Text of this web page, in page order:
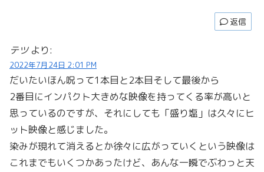
返信
テツ より:
2022年7月24日 2:01 PM
だいたいほん呪って1本目と2本目そして最後から
2番目にインパクト大きめな映像を持ってくる率が高いと
思っているのですが、それにしても「盛り塩」は久々にヒ
ット映像と感じました。
染みが現れて消えるとか徐々に広がっていくという映像は
これまでもいくつかあったけど、あんな一瞬でぶわっと天